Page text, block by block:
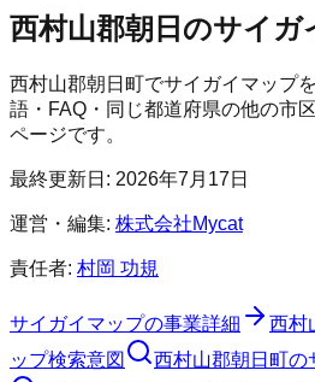
西村山郡朝日のサイガ
西村山郡朝日町でサイガイマップ
語・FAQ・同じ都道府県の他の市
ページです。
最終更新日: 2026年7月17日
運営・編集: 株式会社Mycat
責任者: 村岡 功規
サイガイマップの事業詳細 西村
ップ検索意図 西村山郡朝日町の